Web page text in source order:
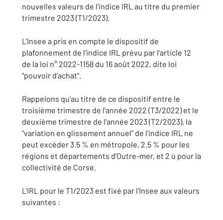
nouvelles valeurs de l'indice IRL au titre du premier
trimestre 2023 (T1/2023).
L'Insee a pris en compte le dispositif de
plafonnement de l'indice IRL prévu par l'article 12
de la loi n° 2022-1158 du 16 août 2022, dite loi
"pouvoir d'achat".
Rappelons qu'au titre de ce dispositif entre le
troisième trimestre de l'année 2022 (T3/2022) et le
deuxième trimestre de l'année 2023 (T2/2023), la
"variation en glissement annuel" de l'indice IRL ne
peut excéder 3.5 % en métropole, 2.5 % pour les
régions et départements d'Outre-mer, et 2 ù pour la
collectivité de Corse.
L'IRL pour le T1/2023 est fixé par l'Insee aux valeurs
suivantes :